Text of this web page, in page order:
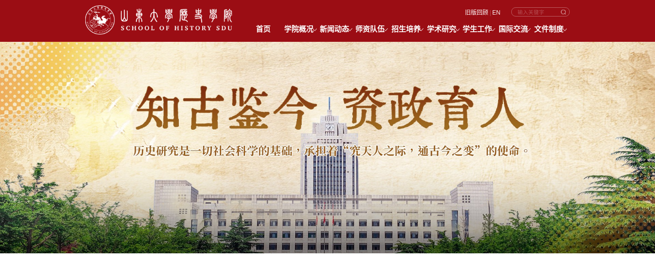
旧版回顾 | EN
首页 学院概况 新闻动态 师资队伍 招生培养 学术研究 学生工作 国际交流 文件制度